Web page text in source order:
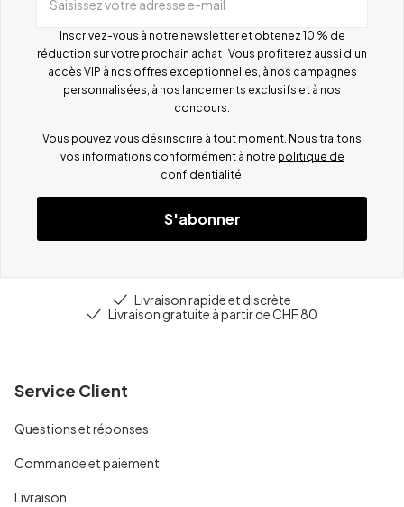
Saisissez votre adresse e-mail
Inscrivez-vous à notre newsletter et obtenez 10 % de
réduction sur votre prochain achat ! Vous profiterez aussi d'un
accès VIP à nos offres exceptionnelles, à nos campagnes
personnalisées, à nos lancements exclusifs et à nos
concours.
Vous pouvez vous désinscrire à tout moment. Nous traitons
vos informations conformément à notre politique de
confidentialité.
S'abonner
Livraison rapide et discrète
Livraison gratuite à partir de CHF 80
Service Client
Questions et réponses
Commande et paiement
Livraison